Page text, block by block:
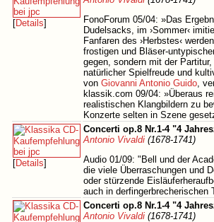
[Details]
FonoForum 05/04: »Das
Dudelsacks, im ›Sommer‹
Fanfaren des ›Herbstes‹
frostigen und Bläser-
gegen, sondern mit der
natürlicher Spielfreude und
von Giovanni Antonio Guido,
klassik.com 09/04: »Überaus
realistischen Klangbildern zu
Konzerte selten in Szene
[Details]
Concerti op.8 Nr.1-4 "4
Antonio Vivaldi (1678-1741)
Audio 01/09: "Bell und der
die viele Überraschungen und
oder stürzende
auch in derfingerbrecherischen
Concerti op.8 Nr.1-4 "4
Antonio Vivaldi (1678-1741)